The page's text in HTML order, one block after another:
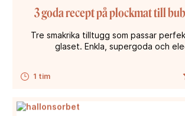
1 tim
3 goda recept på plockmat till
Tre smakrika tilltugg som passar
glaset. Enkla, supergoda och